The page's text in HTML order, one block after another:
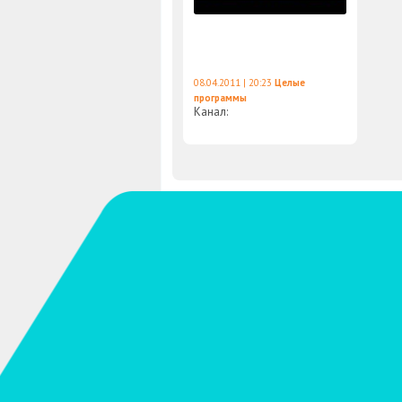
08.04.2011 | 20:23 Целые
программы
Канал: